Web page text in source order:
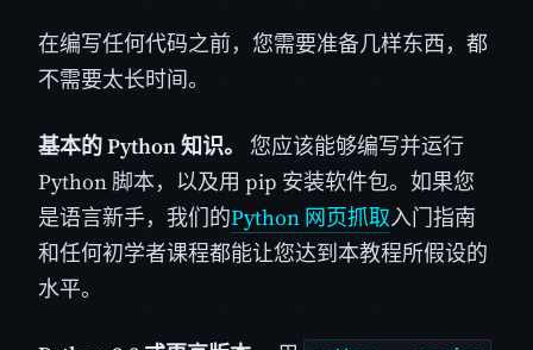
在编写任何代码之前，您需要准备几样东西，都
不需要太长时间。
基本的 Python 知识。 您应该能够编写并运行
Python 脚本，以及用 pip 安装软件包。如果您
是语言新手，我们的Python 网页抓取入门指南
和任何初学者课程都能让您达到本教程所假设的
水平。